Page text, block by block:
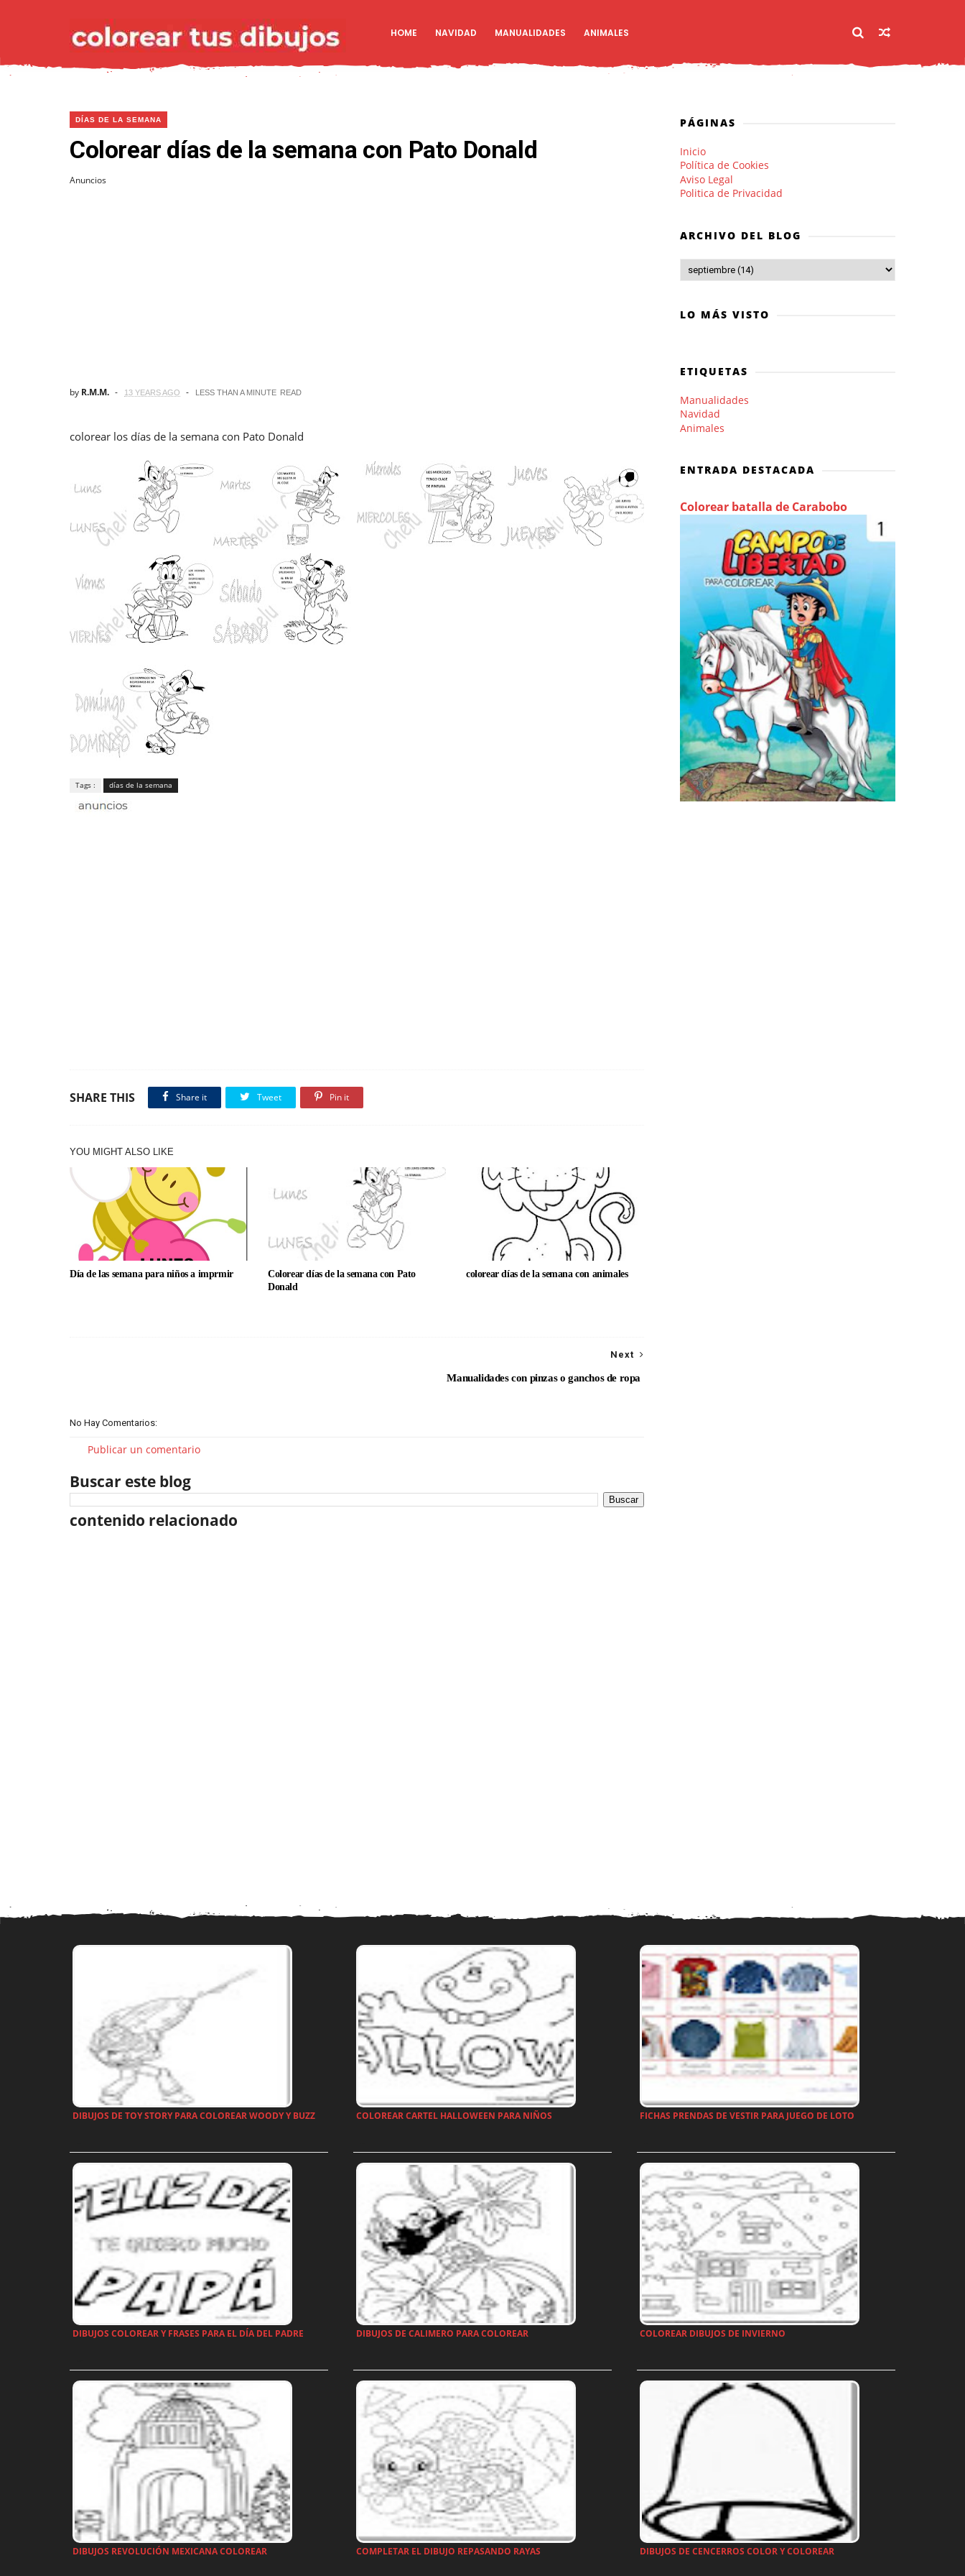
HOME NAVIDAD MANUALIDADES ANIMALES
DÍAS DE LA SEMANA
Colorear días de la semana con Pato Donald
Anuncios
by R.M.M. 13 YEARS AGO LESS THAN A MINUTE READ
colorear los días de la semana con Pato Donald
Tags : días de la semana
SHARE THIS Share it Tweet Pin it
YOU MIGHT ALSO LIKE
Día de las semana para niños a imprmir
Colorear días de la semana con Pato
Donald
colorear días de la semana con animales
Next
Manualidades con pinzas o ganchos de ropa
No Hay Comentarios:
Publicar un comentario
Buscar este blog
contenido relacionado
PÁGINAS
Inicio
Política de Cookies
Aviso Legal
Politica de Privacidad
ARCHIVO DEL BLOG
LO MÁS VISTO
ETIQUETAS
Manualidades
Navidad
Animales
ENTRADA DESTACADA
Colorear batalla de Carabobo
DIBUJOS DE TOY STORY PARA COLOREAR WOODY Y BUZZ
DIBUJOS COLOREAR Y FRASES PARA EL DÍA DEL PADRE
DIBUJOS REVOLUCIÓN MEXICANA COLOREAR
COLOREAR CARTEL HALLOWEEN PARA NIÑOS
DIBUJOS DE CALIMERO PARA COLOREAR
COMPLETAR EL DIBUJO REPASANDO RAYAS
FICHAS PRENDAS DE VESTIR PARA JUEGO DE LOTO
COLOREAR DIBUJOS DE INVIERNO
DIBUJOS DE CENCERROS COLOR Y COLOREAR